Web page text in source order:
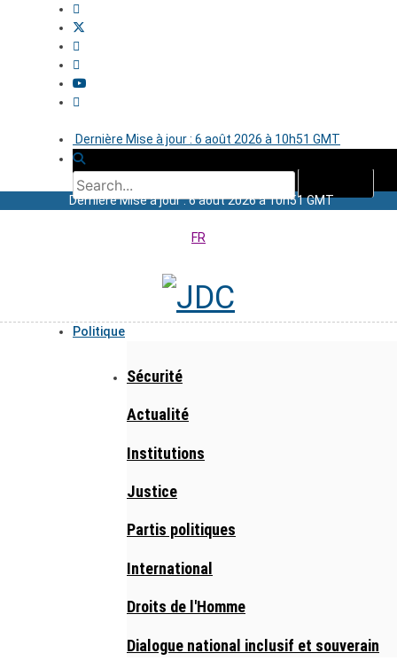
Dernière Mise à jour : 6 août 2026 à 10h51 GMT
Dernière Mise à jour : 6 août 2026 à 10h51 GMT
FR
Politique
Sécurité
Actualité
Institutions
Justice
Partis politiques
International
Droits de l'Homme
Dialogue national inclusif et souverain